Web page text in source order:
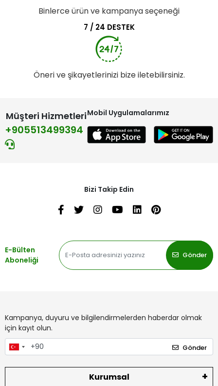
Binlerce ürün ve kampanya seçeneği
7 / 24 DESTEK
Öneri ve şikayetlerinizi bize iletebilirsiniz.
Müşteri Hizmetleri
+905513499394
Mobil Uygulamalarımız
Bizi Takip Edin
E-Bülten
Aboneliği
Gönder
Kampanya, duyuru ve bilgilendirmelerden haberdar olmak
için kayıt olun.
Gönder
Kurumsal